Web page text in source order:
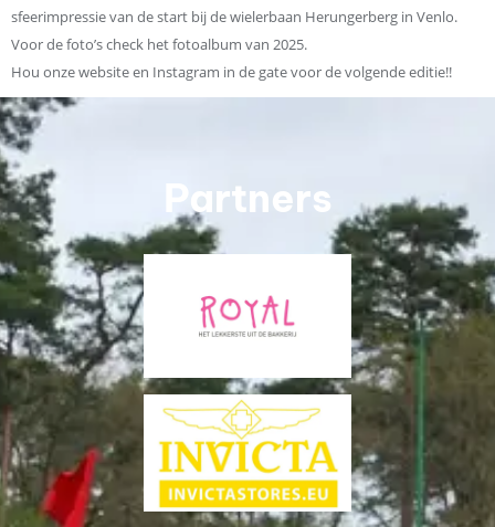
sfeerimpressie van de start bij de wielerbaan Herungerberg in Venlo.
Voor de foto’s check het fotoalbum van 2025.
Hou onze website en Instagram in de gate voor de volgende editie!!
Partners